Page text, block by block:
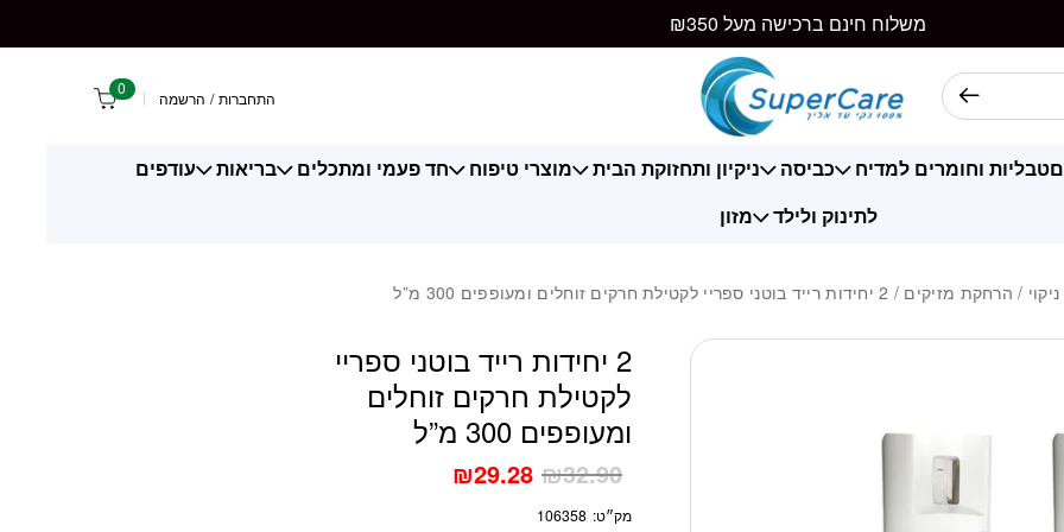
משלוח חינם ברכישה מעל ₪350
התחברות / הרשמה 0
טבליות וחומרים למדיח כביסה ניקיון ותחזוקת הבית מוצרי טיפוח חד פעמי ומתכלים בריאות
עודפים
לתינוק ולילד
מזון
/ הרחקת מזיקים / 2 יחידות רייד בוטני ספריי לקטילת חרקים זוחלים ומעופפים 300 מ”ל
2 יחידות רייד בוטני ספריי
לקטילת חרקים זוחלים
ומעופפים 300 מ”ל
₪32.90
₪29.28
מק״ט: 106358